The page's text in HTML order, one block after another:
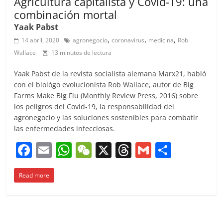
combinación mortal
Yaak Pabst
14 abril, 2020 agronegocio,coronavirus, medicina, Rob
Wallace
13 minutos de lectura
Yaak Pabst de la revista socialista alemana Marx21, habló
con el biológo evolucionista Rob Wallace, autor de Big
Farms Make Big Flu (Monthly Review Press, 2016) sobre
los peligros del Covid-19, la responsabilidad del
agronegocio y las soluciones sostenibles para combatir
las enfermedades infecciosas.
F
a
c
E
m
ai
W W X T G
Read more